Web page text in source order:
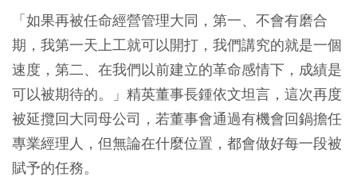
「如果再被任命經營管理大同，第一、不會有磨合
期，我第一天上工就可以開打，我們講究的就是一個
速度，第二、在我們以前建立的革命感情下，成績是
可以被期待的。」精英董事長鍾依文坦言，這次再度
被延攬回大同母公司，若董事會通過有機會回鍋擔任
專業經理人，但無論在什麼位置，都會做好每一段被
賦予的任務。